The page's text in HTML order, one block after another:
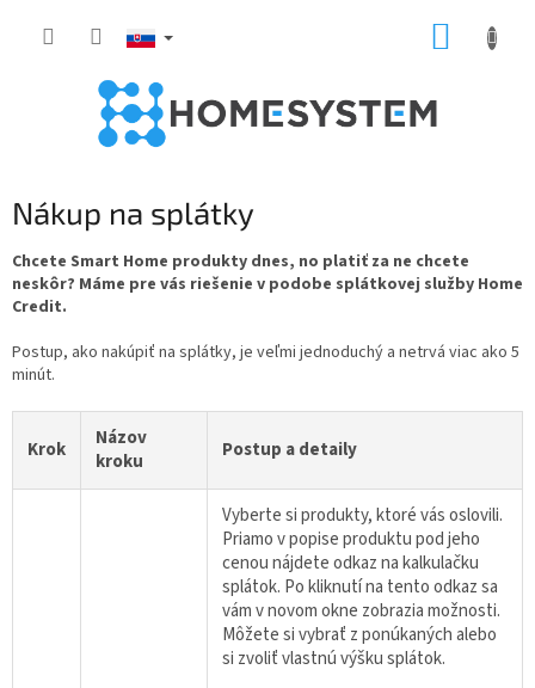
Nákup na splátky
Chcete Smart Home produkty dnes, no platiť za ne chcete
neskôr? Máme pre vás riešenie v podobe splátkovej služby Home
Credit.
Postup, ako nakúpiť na splátky, je veľmi jednoduchý a netrvá viac ako 5
minút.
Krok
Názov
kroku
Postup a detaily
Vyberte si produkty, ktoré vás oslovili.
Priamo v popise produktu pod jeho
cenou nájdete odkaz na kalkulačku
splátok. Po kliknutí na tento odkaz sa
vám v novom okne zobrazia možnosti.
Môžete si vybrať z ponúkaných alebo
si zvoliť vlastnú výšku splátok.